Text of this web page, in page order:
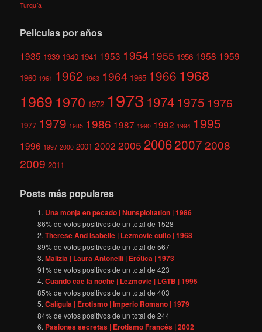
Turquía
Películas por años
1935 1939 1940 1941 1953 1954 1955 1956 1958 1959
1960 1961 1962 1963 1964 1965 1966 1968
1969 1970 1972 1973 1974 1975 1976
1977 1979 1985 1986 1987 1990 1992 1994 1995
1996 1997 2000 2001 2002 2005 200620072008
2009 2011
Posts más populares
Una monja en pecado | Nunsploitation | 1986
86% de votos positivos de un total de 1528
Therese And Isabelle | Lezmovie culto | 1968
89% de votos positivos de un total de567
Malizia | Laura Antonelli | Erótica | 1973
91% de votos positivos de un total de423
Cuando cae la noche | Lezmovie | LGTB | 1995
85% de votos positivos de un total de403
Calígula | Erotismo | Imperio Romano | 1979
84% de votos positivos de un total de244
Pasiones secretas | Erotismo Francés | 2002